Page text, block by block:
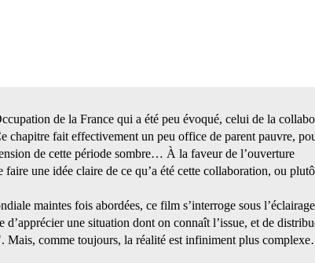
de la France qui a été peu évoqué, celui de la
chapitre fait effectivement un peu office de parent pauvre,
de cette période sombre… À la faveur de l’ouverture
une idée claire de ce qu’a été cette collaboration, ou
maintes fois abordées, ce film s’interroge sous
une situation dont on connaît l’issue, et de
Mais, comme toujours, la réalité est infiniment plus